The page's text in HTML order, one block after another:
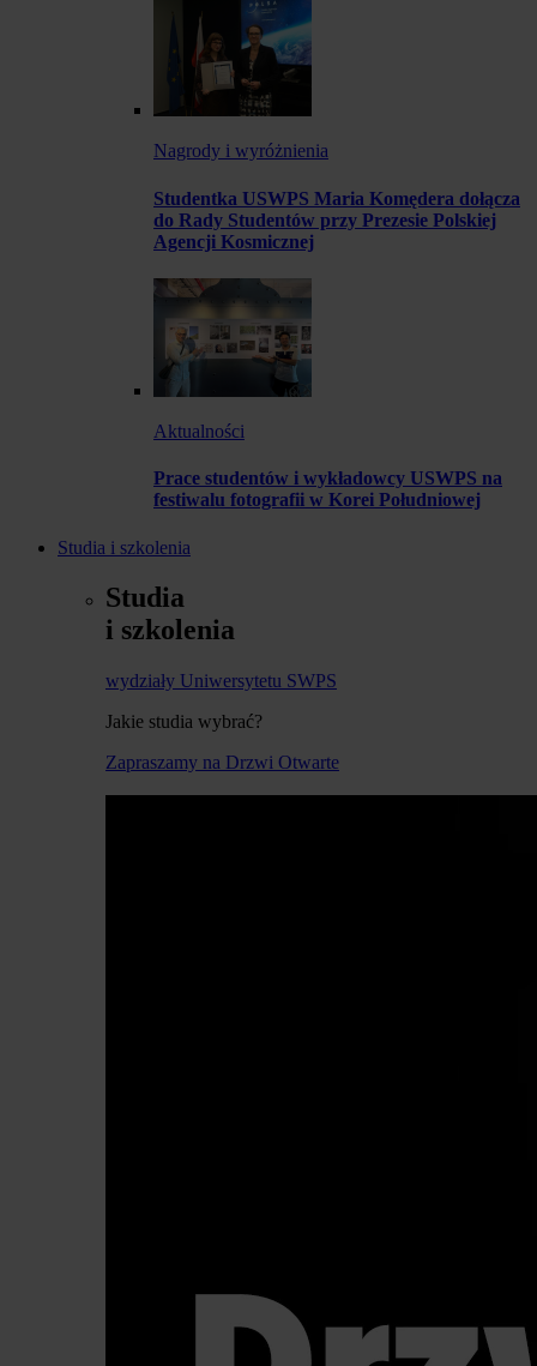
Nagrody i wyróżnienia
Studentka USWPS Maria Komędera dołącza
do Rady Studentów przy Prezesie Polskiej
Agencji Kosmicznej
Aktualności
Prace studentów i wykładowcy USWPS na
festiwalu fotografii w Korei Południowej
Studia i szkolenia
Studia
i szkolenia
wydziały Uniwersytetu SWPS
Jakie studia wybrać?
Zapraszamy na Drzwi Otwarte